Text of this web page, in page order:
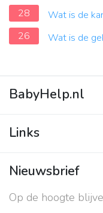
28
Wat is de
26
Wat is de
BabyHelp.nl
Vraag & Antwoord
Links
Contact
Over ons
Nieuwsbrief
Op de hoogte